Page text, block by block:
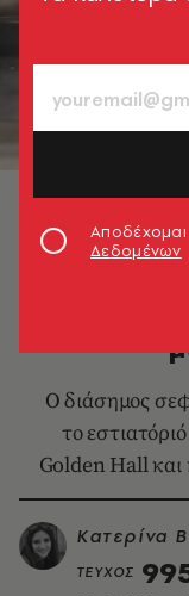
Ο διάσημος
το
Golden Hall και
Κατερίνα
ΤΕΥΧΟΣ
Αποδέχομαι
Δεδομένων